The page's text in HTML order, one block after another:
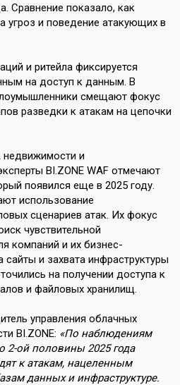
Сравнение показало, как
угроз и поведение атакующих в
и ритейла фиксируется
на доступ к данным. В
смещают фокус
разведки к атакам на цепочки
недвижимости и
BI.ZONE WAF отмечают
появился еще в 2025 году.
использование
сценариев атак. Их фокус
чувствительной
компаний и их бизнес-
и захвата инфраструктуры
на получении доступа к
и файловых хранилищ.
управления облачных
BI.ZONE: «По наблюдениям
2-ой половины 2025 года
к атакам, нацеленным
данных и инфраструктуре.